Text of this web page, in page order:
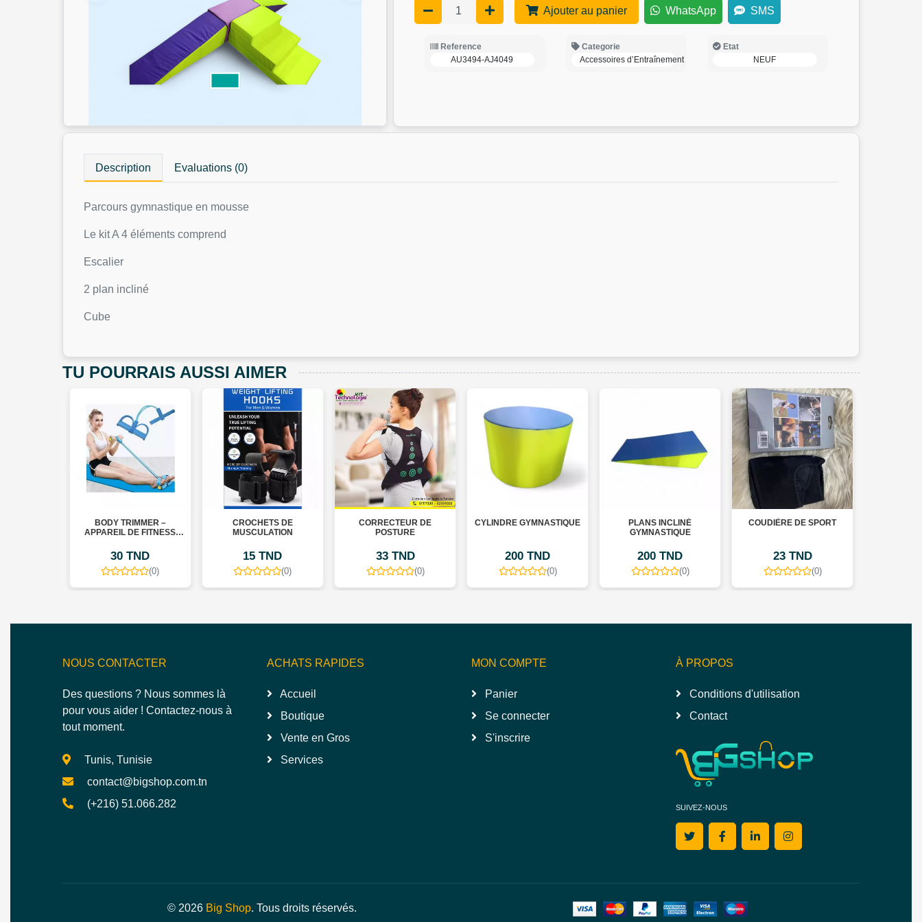
Ajouter au panier WhatsApp SMS
Reference
AU3494-AJ4049
Categorie
Accessoires d’Entraînement
Etat
NEUF
Description Evaluations (0)
Parcours gymnastique en mousse
Le kit A 4 éléments comprend
Escalier
2 plan incliné
Cube
TU POURRAIS AUSSI AIMER
BODY TRIMMER –
APPAREIL DE FITNESS
30 TND
(0)
CROCHETS DE
MUSCULATION
15 TND
(0)
CORRECTEUR DE
POSTURE
33 TND
(0)
CYLINDRE GYMNASTIQUE
200 TND
(0)
PLANS INCLINÉ
GYMNASTIQUE
200 TND
(0)
COUDIÈRE DE SPORT
23 TND
(0)
NOUS CONTACTER
Des questions ? Nous sommes là
pour vous aider ! Contactez-nous à
tout moment.
Tunis, Tunisie
contact@bigshop.com.tn
(+216) 51.066.282
ACHATS RAPIDES
Accueil
Boutique
Vente en Gros
Services
MON COMPTE
Panier
Se connecter
S'inscrire
À PROPOS
Conditions d'utilisation
Contact
SUIVEZ-NOUS
© 2026 Big Shop. Tous droits réservés.